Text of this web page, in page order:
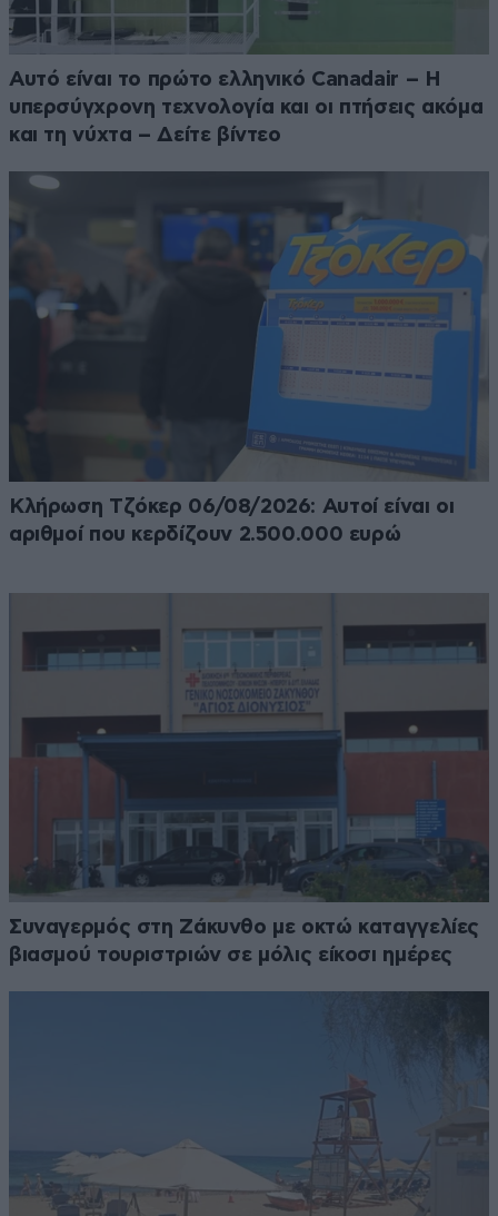
Αυτό είναι το πρώτο ελληνικό Canadair – Η
υπερσύγχρονη τεχνολογία και οι πτήσεις ακόμα
και τη νύχτα – Δείτε βίντεο
Κλήρωση Τζόκερ 06/08/2026: Αυτοί είναι οι
αριθμοί που κερδίζουν 2.500.000 ευρώ
Συναγερμός στη Ζάκυνθο με οκτώ καταγγελίες
βιασμού τουριστριών σε μόλις είκοσι ημέρες